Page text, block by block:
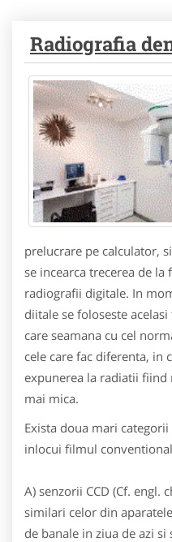
Radiografia
prelucrare pe calculator,
se incearca trecerea de
radiografii digitale. In
diitale se foloseste
care seamana cu cel
cele care fac diferenta, in
expunerea la radiatii fiind
mai mica.
Exista doua mari
inlocui filmul
A) senzorii CCD (Cf. engl.
similari celor din
de banale in ziua de azi